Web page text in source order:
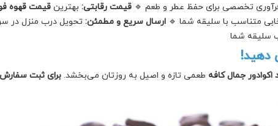
فرآوری تخصصی برای حفظ عطر و طعم 🔹 قیمت رقابتی: بهترین قیمت قهوه
متناسب با سلیقه شما 🔹 ارسال سریع و مطمئن: تحویل درب منزل در
سلیقه شما
دهید!
جمال کافه طعمی تازه و اصیل به روزتان می‌بخشد. برای ثبت